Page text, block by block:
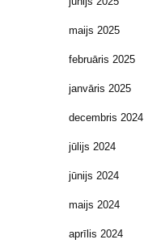
maijs 2025
februāris 2025
janvāris 2025
decembris 2024
jūlijs 2024
jūnijs 2024
maijs 2024
aprīlis 2024